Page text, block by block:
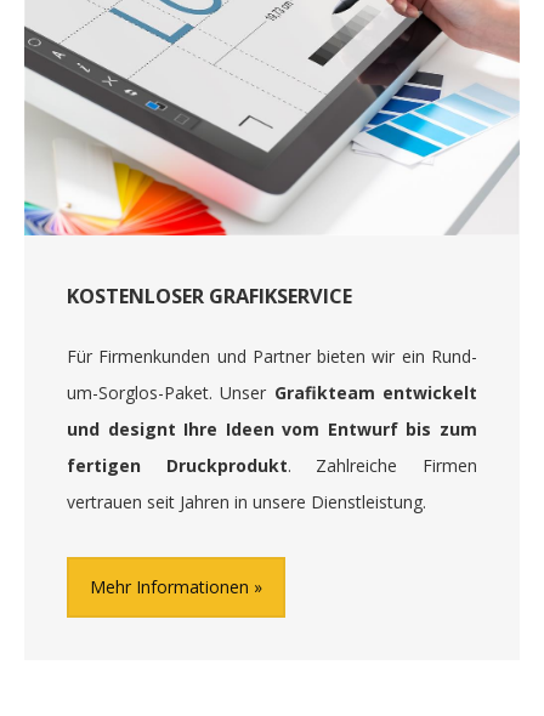
KOSTENLOSER GRAFIKSERVICE
Für Firmenkunden und Partner bieten wir ein Rund-
um-Sorglos-Paket. Unser Grafikteam entwickelt
und designt Ihre Ideen vom Entwurf bis zum
fertigen Druckprodukt. Zahlreiche Firmen
vertrauen seit Jahren in unsere Dienstleistung.
Mehr Informationen